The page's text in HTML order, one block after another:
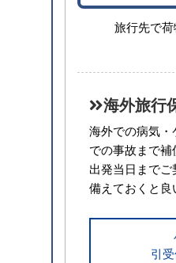
旅行先で
海外旅行
海外での病気・
での事故まで補
出発当日まで
備えておくと良
引